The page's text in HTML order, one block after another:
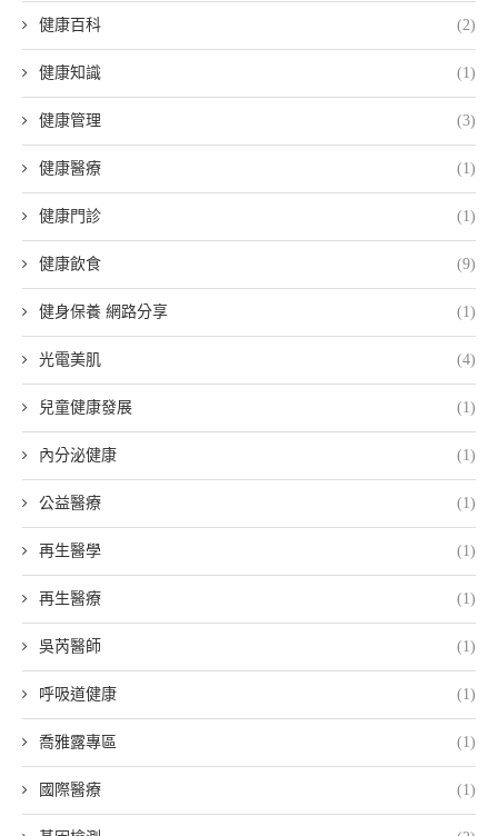
健康百科 (2)
健康知識 (1)
健康管理 (3)
健康醫療 (1)
健康門診 (1)
健康飲食 (9)
健身保養 網路分享 (1)
光電美肌 (4)
兒童健康發展 (1)
內分泌健康 (1)
公益醫療 (1)
再生醫學 (1)
再生醫療 (1)
吳芮醫師 (1)
呼吸道健康 (1)
喬雅露專區 (1)
國際醫療 (1)